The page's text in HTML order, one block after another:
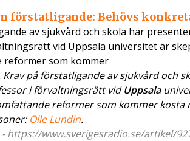
förstatligande: Behövs
av sjukvård och skola har
vid Uppsala universitet är
reformer som kommer
Krav på förstatligande av sjukvård och
i förvaltningsrätt vidUppsala
reformer som kommer kosta
Olle Lundin.
https://www.sverigesradio.se/artikel/